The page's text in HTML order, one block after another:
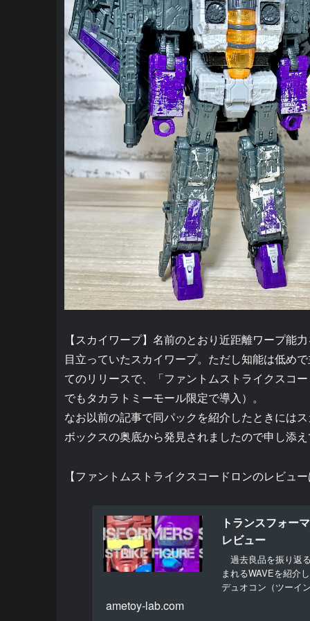
【スカイワープ】名前のとおり近距離ワープ能
目立っていたスカイワープ。ただし知能は低め
てのリリースで、「ファントムストライクスコ
でもタカラトミーモール限定で導入）。
なお以前の記事で同パックを紹介したときには
ボックスの奥底から発見されましたので申し添
【ファントムストライクスコードロンのレビュ
トランスフォー
レビュー
過去良品を振り返
まれるWAVEを紹介
デュオコン（ツーイ
ametoy-lab.com